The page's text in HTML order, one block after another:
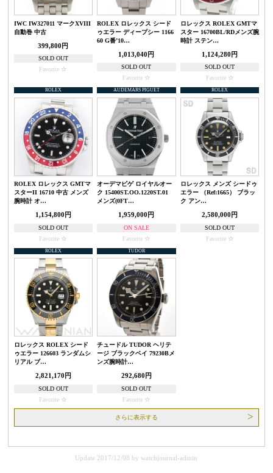
IWC IW327011 マークXVIII
自動巻 中古
399,800円
SOLD OUT
Favorite
ROLEX ロレックス シード
ゥエラー ディープシー 1166
60 G番’10…
1,013,040円
SOLD OUT
Favorite
ロレックス ROLEX GMTマ
スター 16700BL/RDメンズ腕
時計 ステン…
1,124,280円
SOLD OUT
Favorite
ROLEX
ROLEX ロレックス GMTマ
スターII 16710 中古 メンズ
腕時計 オ…
1,154,800円
SOLD OUT
Favorite
AUDEMARS PIGUET
オーデマピゲ ロイヤルオー
ク 15400ST.OO.1220ST.01
メンズ(0FT…
1,959,000円
ON SALE
Favorite
ROLEX
ロレックス メンズ シードゥ
エラー （Ref:1665） ブラッ
ク アン…
2,580,000円
SOLD OUT
Favorite
ROLEX
ロレックス ROLEX シード
ゥエラー 126603 ランダムシ
リアル ブ…
2,821,170円
SOLD OUT
Favorite
TUDOR
チュードル TUDOR ヘリテ
ージ ブラックベイ 79230Bメ
ンズ腕時計…
292,680円
SOLD OUT
Favorite
さらに表示する
Update 2017/12/08 bywatchjournal-admin